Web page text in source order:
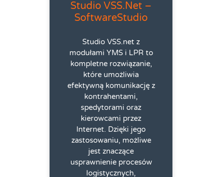
Studio VSS.net –
SoftwareStudio
Studio VSS.net z
modułami YMS i LPR to
kompletne rozwiązanie,
które umożliwia
efektywną komunikację z
kontrahentami,
spedytorami oraz
kierowcami przez
Internet. Dzięki jego
zastosowaniu, możliwe
jest znaczące
usprawnienie procesów
logistycznych,